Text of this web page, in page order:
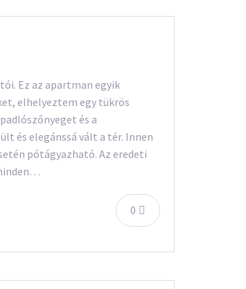
Ez az apartman egyik
elhelyeztem egy tükrös
és a
és elegánssá vált a tér. Innen
pótágyazható. Az eredeti
0